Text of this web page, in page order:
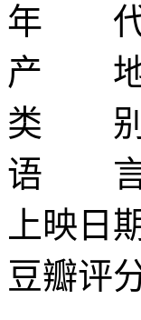
年
产
类 别
语 言
上映日
豆瓣评